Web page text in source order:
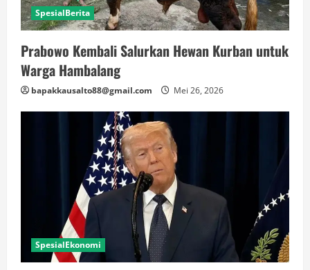
SpesialBerita
Prabowo Kembali Salurkan Hewan Kurban untuk
Warga Hambalang
bapakkausalto88@gmail.com Mei 26, 2026
SpesialEkonomi